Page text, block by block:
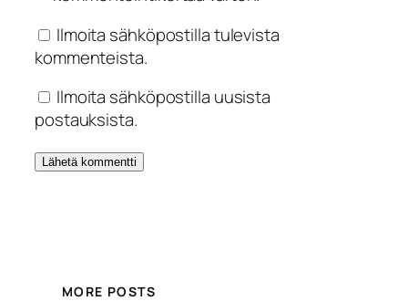
Ilmoita sähköpostilla tulevista
kommenteista.
Ilmoita sähköpostilla uusista
postauksista.
MORE POSTS